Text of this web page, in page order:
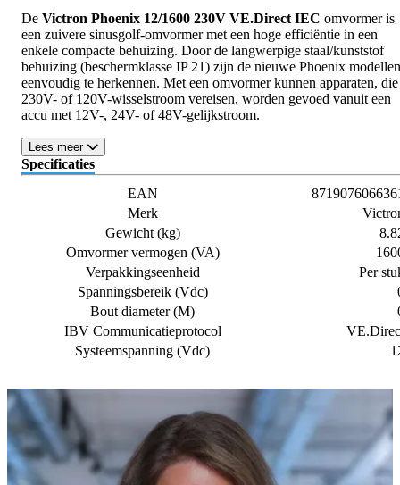
De Victron Phoenix 12/1600 230V VE.Direct IEC omvormer is
een zuivere sinusgolf-omvormer met een hoge efficiëntie in een
enkele compacte behuizing. Door de langwerpige staal/kunststof
behuizing (beschermklasse IP 21) zijn de nieuwe Phoenix modellen
eenvoudig te herkennen. Met een omvormer kunnen apparaten, die
230V- of 120V-wisselstroom vereisen, worden gevoed vanuit een
accu met 12V-, 24V- of 48V-gelijkstroom.
Lees meer
Specificaties
EAN
Merk
Gewicht (kg)
Omvormer vermogen (VA)
Verpakkingseenheid
Per
Spanningsbereik (Vdc)
Bout diameter (M)
IBV Communicatieprotocol
Systeemspanning (Vdc)